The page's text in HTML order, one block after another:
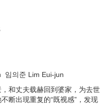
임의준 Lim Eui-jun
和丈夫载赫回到婆家，为去世
断出现重复的“既视感”，发现